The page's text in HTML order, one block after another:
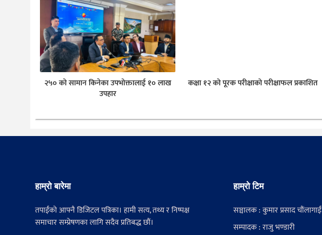
२५० को सामान किनेका उपभोक्तालाई १० लाख
उपहार
कक्षा १२ को पूरक परीक्षाको परीक्षाफल प्रकाशित
हाम्रो बारेमा
तपाईंको आफ्नै डिजिटल पत्रिका। हामी सत्य, तथ्य र निष्पक्ष
समाचार सम्प्रेषणका लागि सदैव प्रतिबद्ध छौं।
हाम्रो टिम
सञ्चालक : कुमार प्रसाद चौंलागाईं
सम्पादक : राजु भण्डारी